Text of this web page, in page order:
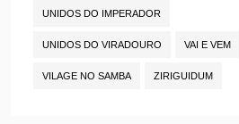
UNIDOS DO IMPERADOR
UNIDOS DO VIRADOURO VAI E VEM
VILAGE NO SAMBA ZIRIGUIDUM